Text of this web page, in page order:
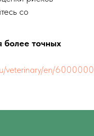
со
более точных
veterinary/en/